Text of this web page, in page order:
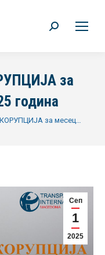
Search:
за
година
за месец…
Сеп
1
2025